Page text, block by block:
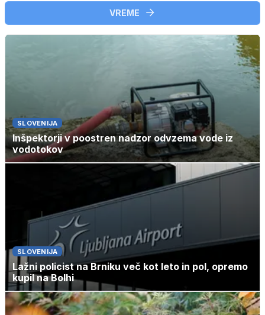
VREME
SLOVENIJA
Inšpektorji v poostren nadzor odvzema vode iz
vodotokov
SLOVENIJA
Lažni policist na Brniku več kot leto in pol, opremo
kupil na Bolhi